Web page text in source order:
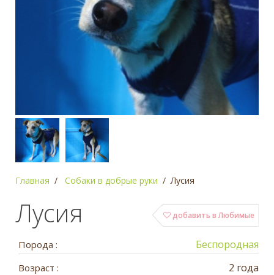
Главная Собаки в добрые руки Лусия
добавить в Любимые
Лусия
Порода : Беспородная
Возраст : 2 года